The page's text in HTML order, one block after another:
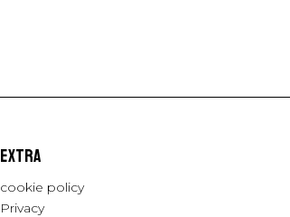
EXTRA
cookie policy
Privacy